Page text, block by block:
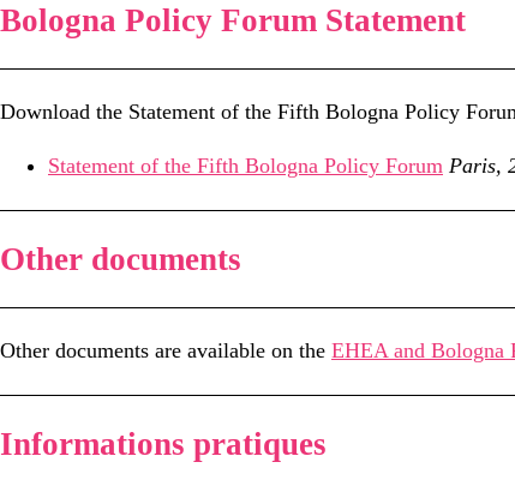
Bologna Policy Forum Statement
Download the Statement of the Fifth Bologna Policy
Statement of the Fifth Bologna Policy Forum Paris,
Other documents
Other documents are available on the EHEA and Bologna
Informations pratiques